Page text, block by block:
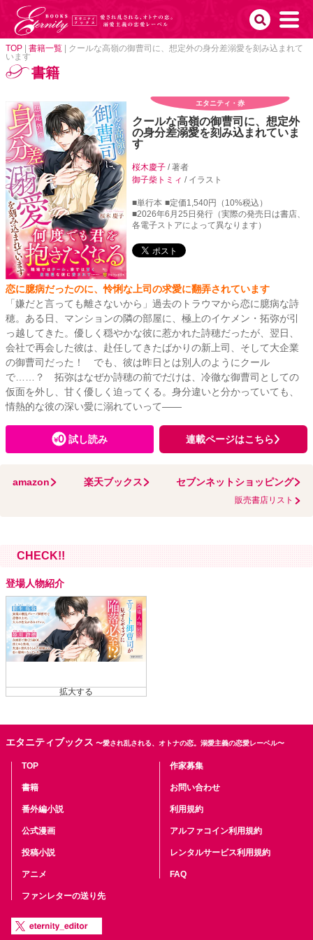
TOP 書籍一覧
クールな高嶺の御曹司に、想定外の身分差溺愛を刻み込まれて
います
書籍
エタニティ・赤
クールな高嶺の御曹司に、想定外
の身分差溺愛を刻み込まれていま
す
桜木慶子/ 著者
御子柴トミィ / イラスト
■単行本 ■定価1,540円（10%税込）
■2026年6月25日発行（実際の発売日は書店、
各電子ストアによって異なります）
恋に臆病だったのに、怜悧な上司の求愛に翻弄されています
「嫌だと言っても離さないから」過去のトラウマから恋に臆病な詩
穂。ある日、マンションの隣の部屋に、極上のイケメン・拓弥が引
っ越してきた。優しく穏やかな彼に惹かれた詩穂だったが、翌日、
会社で再会した彼は、赴任してきたばかりの新上司、そして大企業
の御曹司だった！ でも、彼は昨日とは別人のようにクール
で……？ 拓弥はなぜか詩穂の前でだけは、冷徹な御曹司としての
仮面を外し、甘く優しく迫ってくる。身分違いと分かっていても、
情熱的な彼の深い愛に溺れていって――
試し読み 連載ページはこちら
amazon 楽天ブックス セブンネットショッピング
販売書店リスト
CHECK!!
登場人物紹介
エタニティブックス 〜愛され乱される、オトナの恋。溺愛主義の恋愛レーベル〜
TOP
書籍
番外編小説
公式漫画
投稿小説
アニメ
ファンレターの送り先
作家募集
お問い合わせ
利用規約
アルファコイン利用規約
レンタルサービス利用規約
FAQ